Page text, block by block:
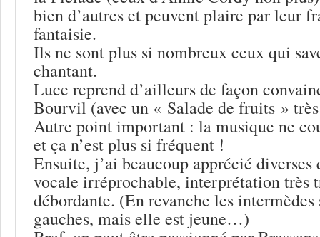
bien d’autres et peuvent plaire par leur
fantaisie.
Ils ne sont plus si nombreux ceux qui
chantant.
Luce reprend d’ailleurs de façon
Bourvil (avec un « Salade de fruits »
Autre point important : la musique ne
et ça n’est plus si fréquent !
Ensuite, j’ai beaucoup apprécié
vocale irréprochable, interprétation très
débordante. (En revanche les
gauches, mais elle est jeune…)